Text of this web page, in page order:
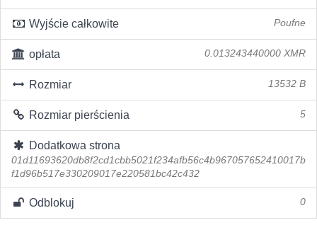
Wyjście całkowite Poufne
opłata 0.013243440000 XMR
Rozmiar 13532 B
Rozmiar pierścienia 5
Dodatkowa strona
01d11693620db8f2cd1cbb5021f234afb56c4b967057652410017b
f1d96b517e330209017e220581bc42c432
Odblokuj 0